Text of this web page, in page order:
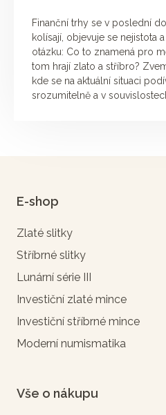
Finanční trhy se v poslední
kolísají, objevuje se nejistota
otázku: Co to znamená pro
tom hrají zlato a stříbro?
kde se na aktuální situaci
srozumitelně a v
E-shop
Zlaté slitky
Stříbrné slitky
Lunární série III
Investiční zlaté mince
Investiční stříbrné mince
Moderní numismatika
Vše o nákupu